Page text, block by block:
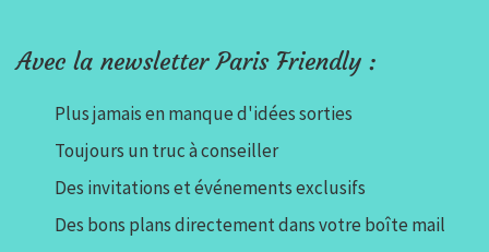
Avec la newsletter Paris Friendly :
Plus jamais en manque d'idées sorties
Toujours un truc à conseiller
Des invitations et événements exclusifs
Des bons plans directement dans votre boîte mail